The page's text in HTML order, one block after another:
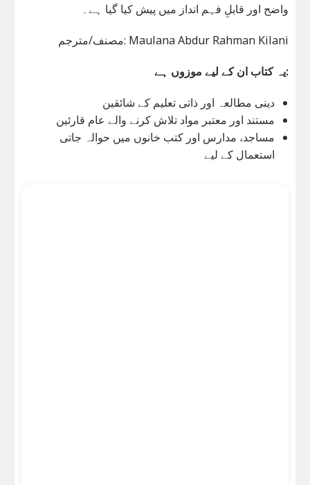
واضح اور قابلِ فہم انداز میں پیش کیا گیا ہے۔
مصنف/مترجم: Maulana Abdur Rahman Kilani
یہ کتاب ان کے لیے موزوں ہے:
دینی مطالعہ اور ذاتی تعلیم کے شائقین
مستند اور معتبر مواد تلاش کرنے والے عام قارئین
مساجد، مدارس اور کتب خانوں میں حوالہ جاتی
استعمال کے لیے